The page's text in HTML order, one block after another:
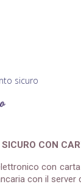
sicuro
CON
con
con il